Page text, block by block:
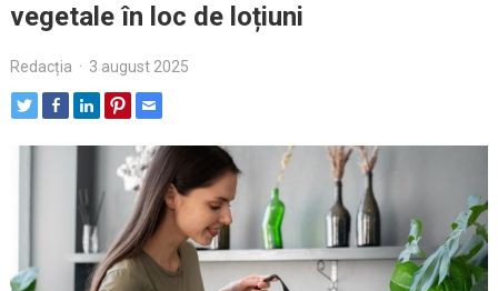
vegetale în loc de loțiuni
Redacția · 3 august 2025